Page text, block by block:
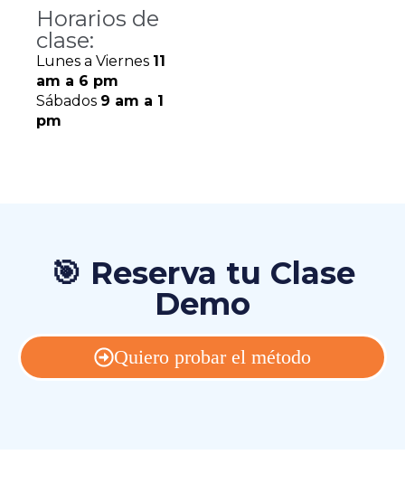
Horarios de
clase:
Lunes a Viernes 11
am a 6 pm
Sábados 9 am a 1
pm
🎯 Reserva tu Clase
Demo
Quiero probar el método